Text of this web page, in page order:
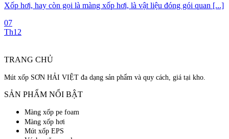
Xốp hơi, hay còn gọi là màng xốp hơi, là vật liệu đóng gói quan [...]
07
Th12
TRANG CHỦ
Mút xốp SƠN HẢI VIỆT đa dạng sản phẩm và quy cách, giá tại kho.
SẢN PHẨM NỔI BẬT
Màng xốp pe foam
Màng xốp hơi
Mút xốp EPS